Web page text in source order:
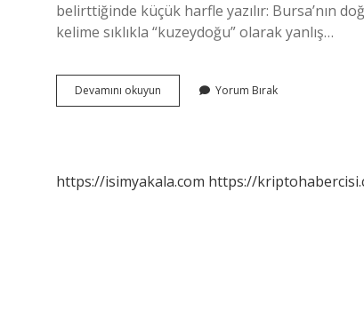
belirttiğinde küçük harfle yazılır: Bursa’nın
kelime sıklıkla “kuzeydoğu” olarak yanlış…
Devamını okuyun
Doğu
Yorum Bırak
https://isimyakala.com https://